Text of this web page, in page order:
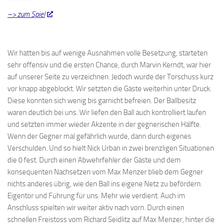
–> zum Spiel
Wir hatten bis auf wenige Ausnahmen volle Besetzung, starteten
sehr offensiv und die ersten Chance, durch Marvin Kerndt, war hier
auf unserer Seite zu verzeichnen. Jedoch wurde der Torschuss kurz
vor knapp abgeblockt. Wir setzten die Gäste weiterhin unter Druck.
Diese konnten sich wenig bis garnicht befreien. Der Ballbesitz
waren deutlich bei uns. Wir liefen den Ball auch kontrolliert laufen
und setzten immer wieder Akzente in der gegnerischen Hälfte.
Wenn der Gegner mal gefährlich wurde, dann durch eigenes
Verschulden. Und so hielt Nick Urban in zwei brenzligen Situationen
die 0 fest. Durch einen Abwehrfehler der Gäste und dem
konsequenten Nachsetzen vom Max Menzer blieb dem Gegner
nichts anderes übrig, wie den Ball ins eigene Netz zu befördern.
Eigentor und Führung für uns. Mehr wie verdient. Auch im
Anschluss spielten wir weiter aktiv nach vorn. Durch einen
schnellen Freistoss vom Richard Seidlitz auf Max Menzer, hinter die